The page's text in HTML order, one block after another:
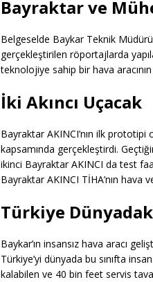
Bayraktar ve
Belgeselde Baykar Teknik
gerçekleştirilen röportajlarda
teknolojiye sahip bir hava
İki Akıncı Uçacak
Bayraktar AKINCI’nın ilk
kapsamında gerçekleştirdi.
ikinci Bayraktar AKINCI da test
Bayraktar AKINCI TİHA’nın
Türkiye
Baykar’ın insansız hava aracı
Türkiye’yi dünyada bu sınıfta
kalabilen ve 40 bin feet servis